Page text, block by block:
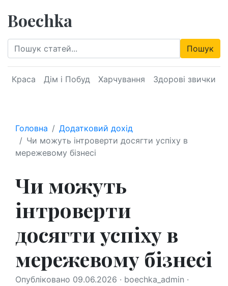
Boechka
Пошук
Краса Дім і Побуд Харчування Здорові звички
Головна
Додатковий дохід
Чи можуть інтроверти досягти успіху в
мережевому бізнесі
Чи можуть
інтроверти
досягти успіху в
мережевому бізнесі
Опубліковано 09.06.2026 · boechka_admin ·